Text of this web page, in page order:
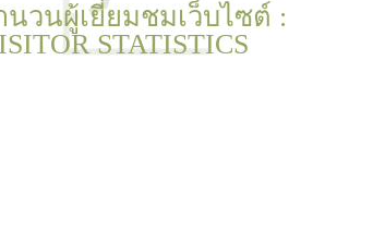
นวนผู้เยี่ยมชมเว็บไซต์ :
STATISTICS